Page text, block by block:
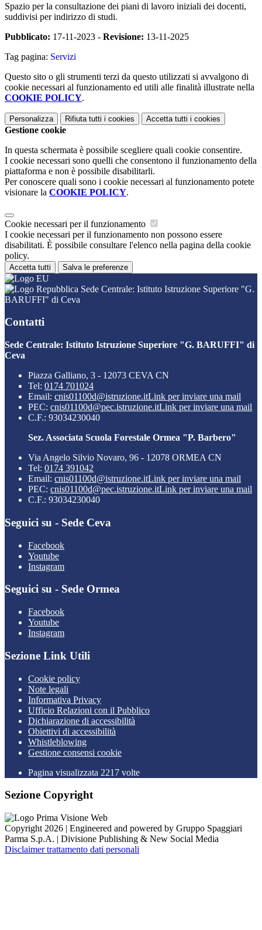
Spazio per la consultazione dei piani di lavoro iniziali dei docenti,
suddivisi per indirizzo di studi.
Pubblicato: 17-11-2023 - Revisione: 13-11-2025
Tag pagina: Servizi
Questo sito o gli strumenti terzi da questo utilizzati si avvalgono di
cookie necessari al funzionamento ed utili alle finalità illustrate nella
COOKIE POLICY.
Personalizza Rifiuta tutti i cookies Accetta tutti i cookies
Gestione cookie
In questa schermata è possibile scegliere quali cookie consentire.
I cookie necessari sono quelli che consentono il funzionamento della
piattaforma e non è possibile disabilitarli.
Per conoscere quali sono i cookie necessari al funzionamento potete
visionare la COOKIE POLICY.
Cookie necessari per il funzionamento
I cookie necessari per il funzionamento non possono essere
disabilitati. È possibile consultare l'elenco nella pagina della cookie
policy.
Accetta tutti Salva le preferenze
Sede Centrale: Istituto Istruzione Superiore "G.
BARUFFI" di Ceva
Contatti
Sede Centrale: Istituto Istruzione Superiore "G. BARUFFI" di
Ceva
Piazza Galliano, 3 - 12073 CEVA CN
Tel: 0174 701024
Email: cnis01100d@istruzione.itLink per inviare una mail
PEC: cnis01100d@pec.istruzione.itLink per inviare una mail
C.F.: 93034230040
Sez. Associata Scuola Forestale Ormea "P. Barbero"
Via Angelo Silvio Novaro, 96 - 12078 ORMEA CN
Tel: 0174 391042
Email: cnis01100d@istruzione.itLink per inviare una mail
PEC: cnis01100d@pec.istruzione.itLink per inviare una mail
C.F.: 93034230040
Seguici su - Sede Ceva
Facebook
Youtube
Instagram
Seguici su - Sede Ormea
Facebook
Youtube
Instagram
Sezione Link Utili
Cookie policy
Note legali
Informativa Privacy
Ufficio Relazioni con il Pubblico
Dichiarazione di accessibilità
Obiettivi di accessibilità
Whistleblowing
Gestione consensi cookie
Pagina visualizzata 2217 volte
Sezione Copyright
Copyright 2026 | Engineered and powered by Gruppo Spaggiari
Parma S.p.A. | Divisione Publishing & New Social Media
Disclaimer trattamento dati personali